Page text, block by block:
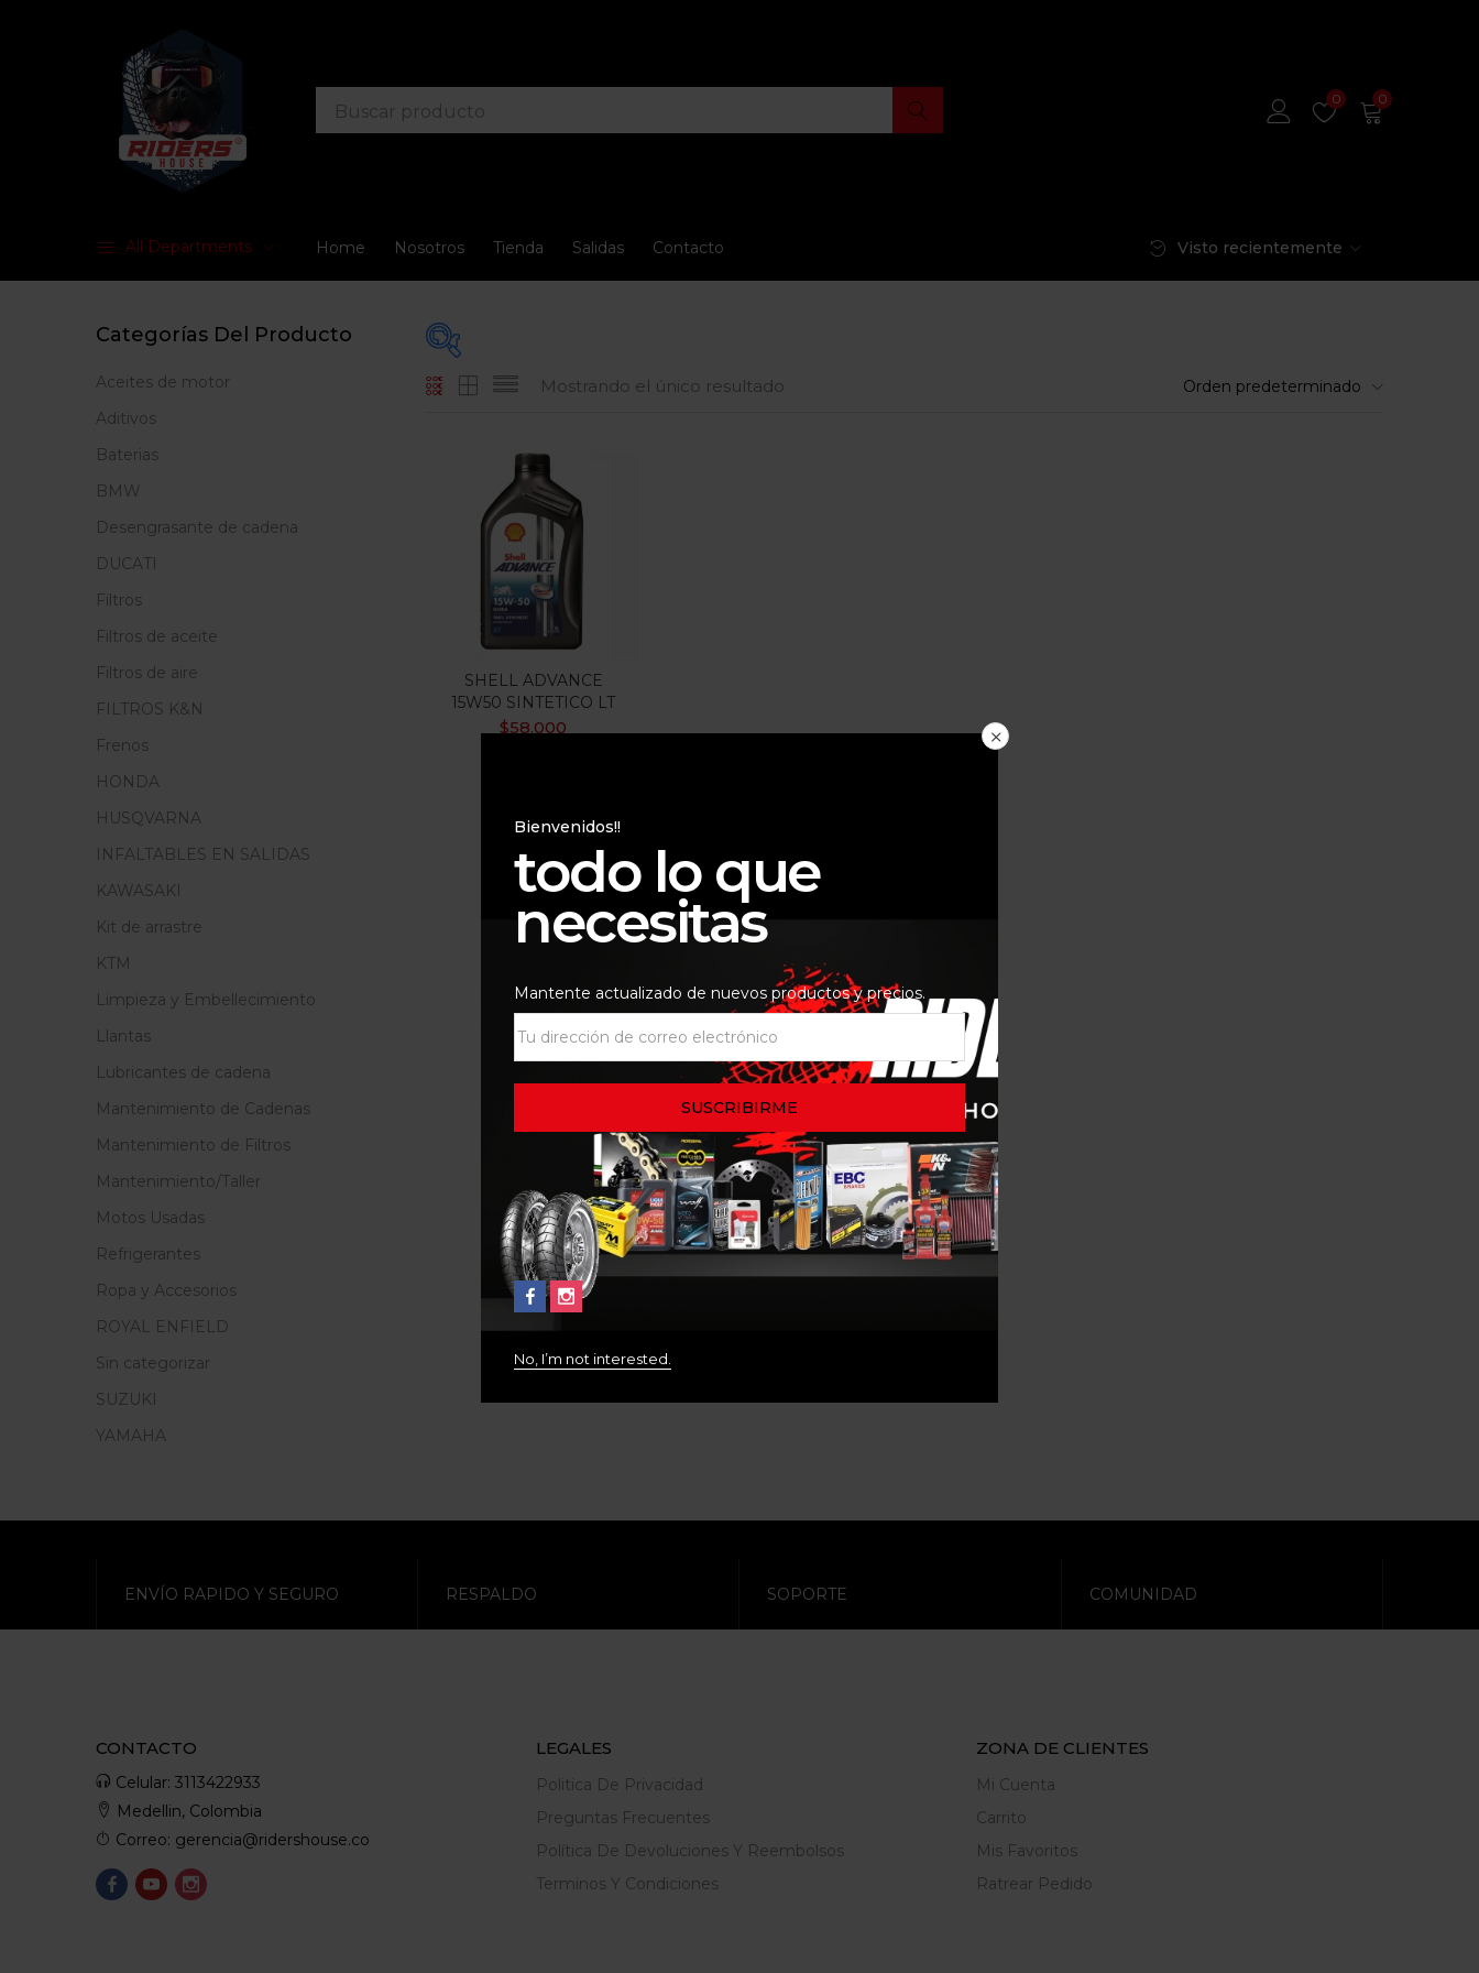
0 0
All Departments Home Nosotros Tienda Salidas Contacto Visto recientemente
En oferta
Categorias
Categorias
Mostrando el único resultado Orden predeterminado
SHELL ADVANCE
15W50 SINTETICO LT
$58.000
Categorías Del Producto
Aceites de motor
Aditivos
Baterias
BMW
Desengrasante de cadena
DUCATI
Filtros
Filtros de aceite
Filtros de aire
FILTROS K&N
Frenos
HONDA
HUSQVARNA
INFALTABLES EN SALIDAS
KAWASAKI
Kit de arrastre
KTM
Limpieza y Embellecimiento
Llantas
Lubricantes de cadena
Mantenimiento de Cadenas
Mantenimiento de Filtros
Mantenimiento/Taller
Motos Usadas
Refrigerantes
Ropa y Accesorios
ROYAL ENFIELD
Sin categorizar
SUZUKI
YAMAHA
Bienvenidos!!
todo lo que
necesitas
Mantente actualizado de nuevos productos y precios.
No, I’m not interested.
ENVÍO RAPIDO Y SEGURO RESPALDO SOPORTE COMUNIDAD
CONTACTO
Celular: 3113422933
Medellin, Colombia
Correo: gerencia@ridershouse.co
LEGALES
Politica De Privacidad
Preguntas Frecuentes
Política De Devoluciones Y Reembolsos
Terminos Y Condiciones
ZONA DE CLIENTES
Mi Cuenta
Carrito
Mis Favoritos
Ratrear Pedido